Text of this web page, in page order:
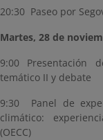
20:30 Paseo por
Martes, 28 de
9:00 Presentación
temático II y debate
9:30 Panel de
climático:
(OECC)